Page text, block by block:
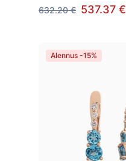
632.20 € 537.37 €
Alennus -15%